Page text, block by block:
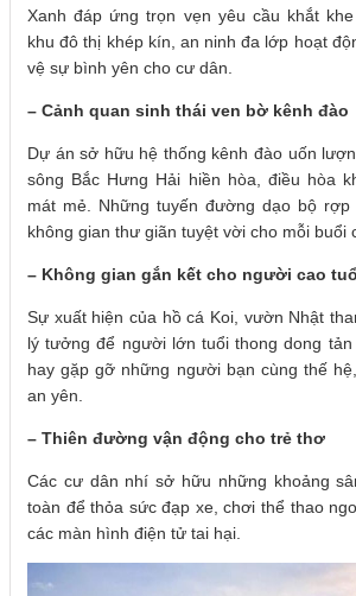
Xanh đáp ứng trọn vẹn yêu cầu khắt
khu đô thị khép kín, an ninh đa lớp hoạt
vệ sự bình yên cho cư dân.
– Cảnh quan sinh thái ven bờ kênh đào
Dự án sở hữu hệ thống kênh đào uốn
sông Bắc Hưng Hải hiền hòa, điều hòa
mát mẻ. Những tuyến đường dạo bộ
không gian thư giãn tuyệt vời cho mỗi buổi
– Không gian gắn kết cho người cao
Sự xuất hiện của hồ cá Koi, vườn Nhật
lý tưởng để người lớn tuổi thong dong
hay gặp gỡ những người bạn cùng thế
an yên.
– Thiên đường vận động cho trẻ thơ
Các cư dân nhí sở hữu những khoảng
toàn để thỏa sức đạp xe, chơi thể thao
các màn hình điện tử tai hại.